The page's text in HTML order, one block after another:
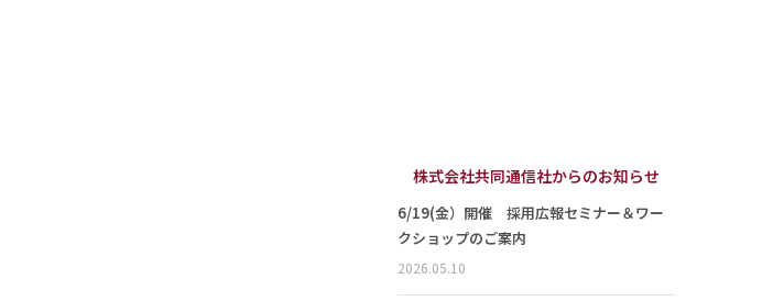
株式会社共同通信社からのお知らせ
6/19(金）開催 採用広報セミナー＆ワー
クショップのご案内
2026.05.10